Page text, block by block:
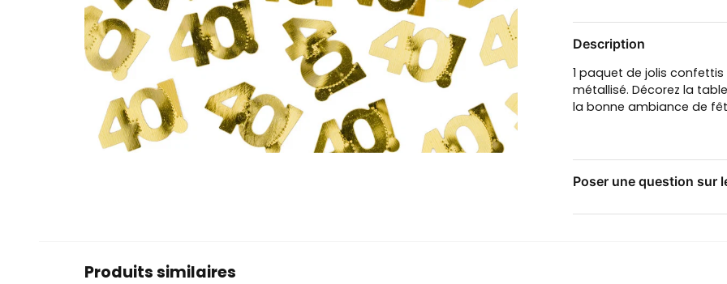
Description
1 paquet de jolis
métallisé. Décorez la
la bonne ambiance de
Poser une question sur
Produits similaires